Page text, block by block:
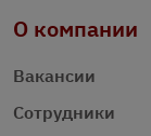
О компании
Вакансии
Сотрудники